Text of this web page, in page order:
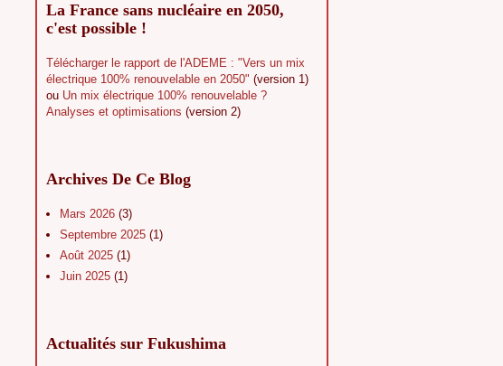
La France sans nucléaire en 2050,
c'est possible !
Télécharger le rapport de l'ADEME : "Vers un mix
électrique 100% renouvelable en 2050" (version 1)
ou Un mix électrique 100% renouvelable ?
Analyses et optimisations (version 2)
Archives De Ce Blog
Mars 2026 (3)
Septembre 2025 (1)
Août 2025 (1)
Juin 2025 (1)
Actualités sur Fukushima